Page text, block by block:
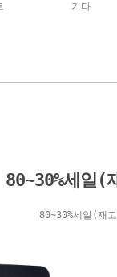
기타
80~30%세일(
80~30%세일(재